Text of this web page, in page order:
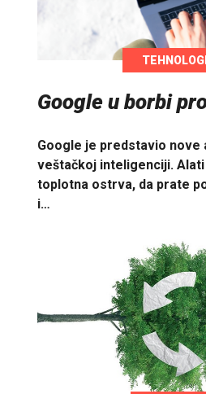
Google u borbi
Google je predstavio nove
veštačkoj inteligenciji.
toplotna ostrva, da prate
i…